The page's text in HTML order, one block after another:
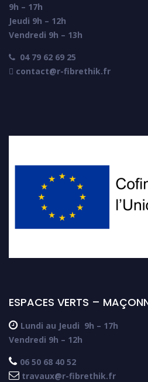
9h – 17h
Jeudi 9h – 12h
Vendredi 9h – 13h

04 79 62 69 25
 contact@r-fibrethik.fr
ESPACES VERTS –
 Lundi au Jeudi 9h – 17h
Vendredi 9h – 12h
 06 50 68 40 52
 travaux@r-fibrethik.fr